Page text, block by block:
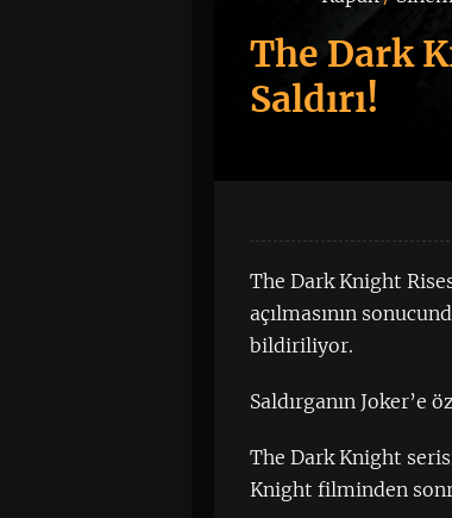
The Dark
Saldırı!
The Dark Knight
açılmasının
bildiriliyor.
Saldırganın
The Dark Knight
Knight filminden